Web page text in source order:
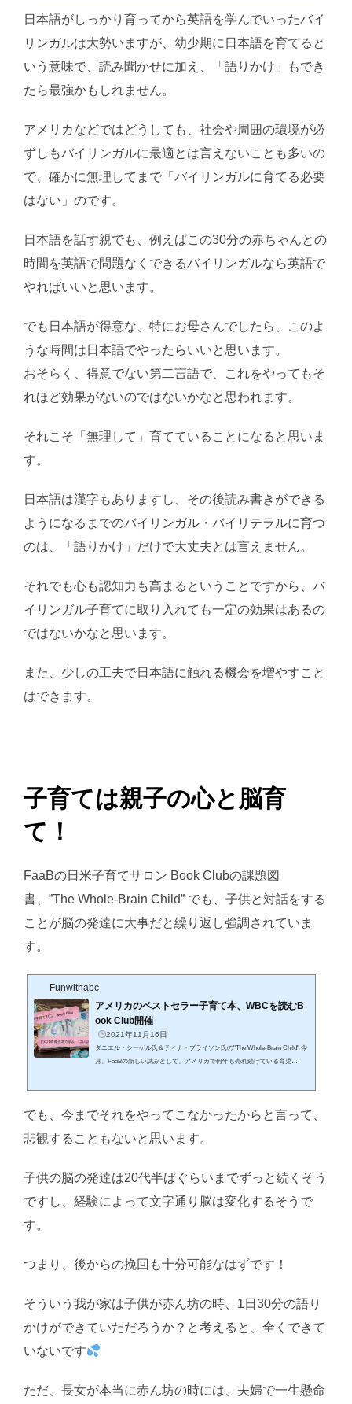
に比べ、日本語は自然にできるようになった、と思っていても当然です。で
違います！今もそうな...
日本語がしっかり育ってから英語を学んでいったバイ
リンガルは大勢いますが、幼少期に日本語を育てると
いう意味で、読み聞かせに加え、「語りかけ」もでき
たら最強かもしれません。
アメリカなどではどうしても、社会や周囲の環境が必
ずしもバイリンガルに最適とは言えないことも多いの
で、確かに無理してまで「バイリンガルに育てる必要
はない」のです。
日本語を話す親でも、例えばこの30分の赤ちゃんとの
時間を英語で問題なくできるバイリンガルなら英語で
やればいいと思います。
でも日本語が得意な、特にお母さんでしたら、このよ
うな時間は日本語でやったらいいと思います。
おそらく、得意でない第二言語で、これをやってもそ
れほど効果がないのではないかなと思われます。
それこそ「無理して」育てていることになると思いま
す。
日本語は漢字もありますし、その後読み書きができる
ようになるまでのバイリンガル・バイリテラルに育つ
のは、「語りかけ」だけで大丈夫とは言えません。
それでも心も認知力も高まるということですから、バ
イリンガル子育てに取り入れても一定の効果はあるの
ではないかなと思います。
また、少しの工夫で日本語に触れる機会を増やすこと
はできます。
子育ては親子の心と脳育
て！
FaaBの日米子育てサロン Book Clubの課題図
書、”The Whole-Brain Child” でも、子供と対話をする
ことが脳の発達に大事だと繰り返し強調されていま
す。
Funwithabc
アメリカのベストセラー子育て本、WBCを読むB
ook Club開催
2021年11月16日
ダニエル・シーゲル氏＆ティナ・ブライソン氏の"The Whole-Brain Child" 今
月、FaaBの新しい試みとして、アメリカで何年も売れ続けている育児
心な参加者が集い、和気あいあいとした雰囲気の中、第1回目が終了しまし
読んでいな...
でも、今までそれをやってこなかったからと言って、
悲観することもないと思います。
子供の脳の発達は20代半ばぐらいまでずっと続くそう
ですし、経験によって文字通り脳は変化するそうで
す。
つまり、後からの挽回も十分可能なはずです！
そういう我が家は子供が赤ん坊の時、1日30分の語り
かけができていただろうか？と考えると、全くできて
いないです
ただ、長女が本当に赤ん坊の時には、夫婦で一生懸命